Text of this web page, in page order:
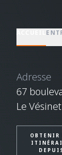
Adresse
67
Le Vésinet
OBTENIR